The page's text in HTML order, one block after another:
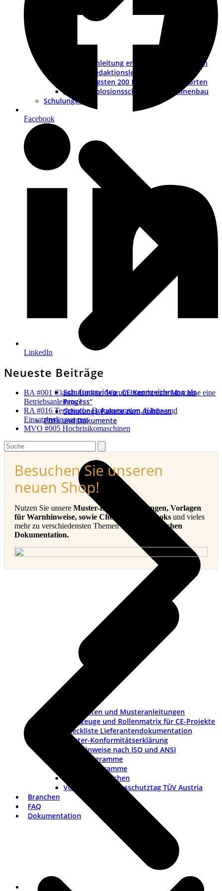
Betriebsanleitung erstellen – ein Leitfaden
Muster-Redaktionsleitfaden
Die wichtigsten 200 Fragen und Antworten
ATEX – Explosionsschutz im Maschinenbau
Schulungen
Schulungsvideo „CE-Kennzeichnung als
Prozess“
Schulungs-Pakete zum Anhören
PDFs und Dokumente
Checklisten und Musteranleitungen
Werkzeuge und Rollenmatrix für CE-Projekte
Checkliste Lieferantendokumentation
Muster-Konformitätserklärung
Warnhinweise nach ISO und ANSI
ISO-Piktogramme
ANSI-Piktogramme
Länderkennzeichen
Vortrag Explosionsschutztag TÜV Austria
Branchen
FAQ
Dokumentation
Facebook
LinkedIn
Neueste Beiträge
BA #001 Classic Update: Warum braucht eine Maschine eine
Betriebsanleitung?
RA #016 Technische Dokumentation, Klima und
Einsatzbedingungen
MVO #005 Hochrisikomaschinen
Search
Besuchen Sie unseren
neuen Shop!
Nutzen Sie unsere Muster-Betriebsanleitungen, Vorlagen
für Warnhinweise, sowie Checklisten, E-Books und vieles
mehr zu verschiedensten Themen in der
Technischen
Dokumentation.